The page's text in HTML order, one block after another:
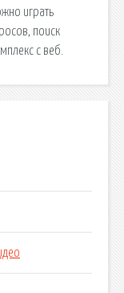
играть
поиск
с веб.